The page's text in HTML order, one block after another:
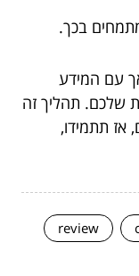
בכך.
עם המידע
שלכם. תהליך זה
תתמידו,
review